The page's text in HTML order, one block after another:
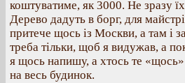
коштуватиме, як 3000. Не зразу
Дерево дадуть в борг, для
притече щось із Москви, а там і
треба тільки, щоб я видужав, а
я щось напишу, а хтось те «щось»
на весь будинок.